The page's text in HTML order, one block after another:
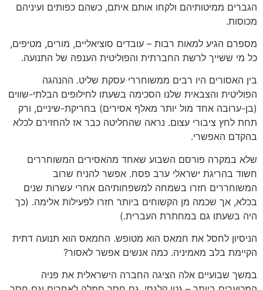
הגברים ממיטותיהם ולקחו אותם איתם, כשהם כפותים ועיניהם
מכוסות.
מספרם הגיע למאות רבות – עובדים סוציאליים, מורים, מטיפים,
כל מי ששייך לרשת החברתית והפוליטית הענפה של התנועה.
בין האסורים היו רבים ממשוחררי עסקת שליט. ההנהגה
הפוליטית והצבאית שלנו הסכימה בשעתו לחילופים הבלתי-שווים
(בן-ערובה אחד מול יותר מאלף אסירים) בחריקת-שיניים, ורק
תחת לחץ ציבורי עצום. נראה שהחליטה כבר אז להחזירם לכלא
בהקדם האפשרי.
שלא במקרה פורסם השבוע שאחד מהאסירים המשוחררים
חשוד בהריגת ישראלי ערב פסח. אפשר להניח שרוב
המשוחררים חזרו בשמחה למשפחותיהם אחרי עשרות שנים
בכלא, אך שכמה מן הקשוחים ביותר חזרו לפעילות אלימה. (כך
היה בשעתו גם במחתרת העברית.)
הניסיון לחסל את חמאס הוא מטופש. החמאס הוא תנועה דתית
הקיימת בלב מאמיניה. כמה אנשים אפשר לאסור?
במשך שבועיים אלה הציגה החברה הישראלית את פניה